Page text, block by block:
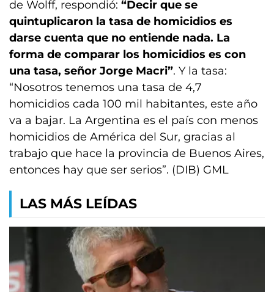
de Wolff, respondió: “Decir que se
quintuplicaron la tasa de homicidios es
darse cuenta que no entiende nada. La
forma de comparar los homicidios es con
una tasa, señor Jorge Macri”. Y la tasa:
“Nosotros tenemos una tasa de 4,7
homicidios cada 100 mil habitantes, este año
va a bajar. La Argentina es el país con menos
homicidios de América del Sur, gracias al
trabajo que hace la provincia de Buenos Aires,
entonces hay que ser serios”. (DIB) GML
LAS MÁS LEÍDAS